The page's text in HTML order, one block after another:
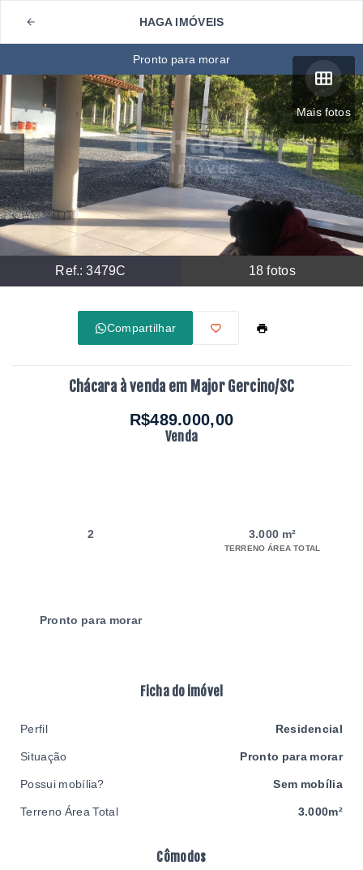
HAGA IMÓVEIS
Mais fotos
Ref.:3479C 18 fotos
Pronto para morar
Compartilhar
Chácara à venda em Major Gercino/SC
R$489.000,00
Venda
2 3.000 m²
TERRENO ÁREA TOTAL
Pronto para morar
Cômodos
Ficha do imóvel
Perfil Residencial
Situação Pronto para morar
Possui mobília? Sem mobília
Terreno Área Total 3.000m²